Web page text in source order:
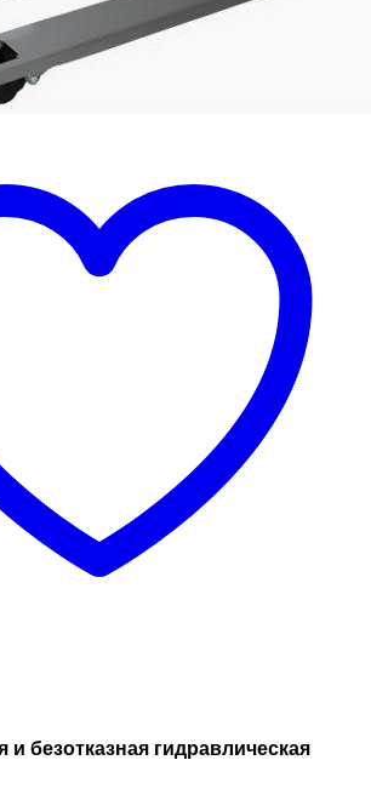
безотказная гидравлическая